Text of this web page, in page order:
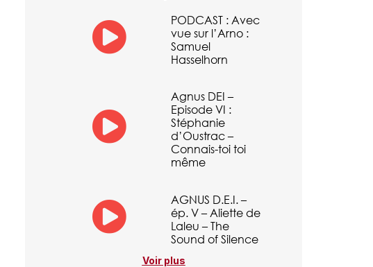
PODCAST : Avec
vue sur l’Arno :
Samuel
Hasselhorn
Agnus DEI –
Episode VI :
Stéphanie
d’Oustrac –
Connais-toi toi
même
AGNUS D.E.I. –
ép. V – Aliette de
Laleu – The
Sound of Silence
Voir plus